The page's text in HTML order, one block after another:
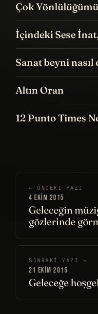
Çok
İçindeki Sese
Sanat beyni
Altın Oran
12 Punto Times
← ÖNCEKI YAZI
4 EKIM 2015
Geleceğin
gözlerinde
SONRAKI YAZI →
21 EKIM 2015
Geleceğe